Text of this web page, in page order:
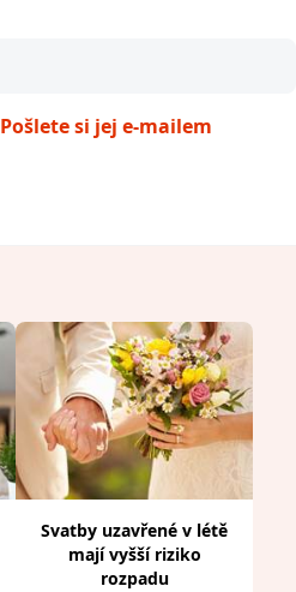
Pošlete si jej e-mailem
Svatby uzavřené v létě
mají vyšší riziko
rozpadu